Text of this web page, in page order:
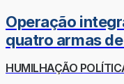
Operação
quatro armas
HUMILHAÇÃO